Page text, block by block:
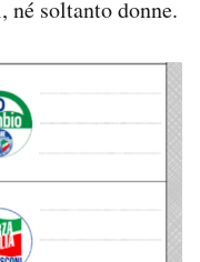
né soltanto donne.